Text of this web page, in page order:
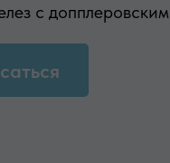
с допплеровским